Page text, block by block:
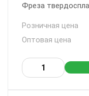
Фреза
Розничная цена
Оптовая цена